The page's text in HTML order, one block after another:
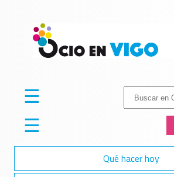
Buscar:
☰
☰
Qué hacer hoy